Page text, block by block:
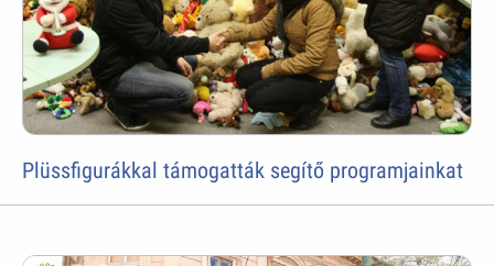
Plüssfigurákkal támogatták segítő programjainkat